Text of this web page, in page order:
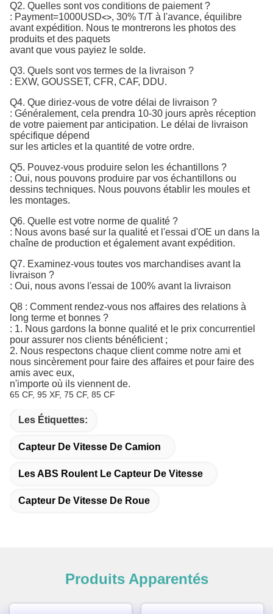
Q2. Quelles sont vos conditions de paiement ?
: Payment=1000USD<>, 30% T/T à l'avance, équilibre
avant expédition. Nous te montrerons les photos des
produits et des paquets
avant que vous payiez le solde.
Q3. Quels sont vos termes de la livraison ?
: EXW, GOUSSET, CFR, CAF, DDU.
Q4. Que diriez-vous de votre délai de livraison ?
: Généralement, cela prendra 10-30 jours après réception
de votre paiement par anticipation. Le délai de livraison
spécifique dépend
sur les articles et la quantité de votre ordre.
Q5. Pouvez-vous produire selon les échantillons ?
: Oui, nous pouvons produire par vos échantillons ou
dessins techniques. Nous pouvons établir les moules et
les montages.
Q6. Quelle est votre norme de qualité ?
: Nous avons basé sur la qualité et l'essai d'OE un dans la
chaîne de production et également avant expédition.
Q7. Examinez-vous toutes vos marchandises avant la
livraison ?
: Oui, nous avons l'essai de 100% avant la livraison
Q8 : Comment rendez-vous nos affaires des relations à
long terme et bonnes ?
: 1. Nous gardons la bonne qualité et le prix concurrentiel
pour assurer nos clients bénéficient ;
2. Nous respectons chaque client comme notre ami et
nous sincèrement pour faire des affaires et pour faire des
amis avec eux,
n'importe où ils viennent de.
65 CF, 95 XF, 75 CF, 85 CF
Les Étiquettes:
Capteur De Vitesse De Camion
Les ABS Roulent Le Capteur De Vitesse
Capteur De Vitesse De Roue
Produits Apparentés